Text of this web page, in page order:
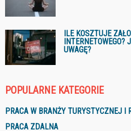
ILE KOSZTUJE
UWAGĘ?
POPULARNE KATEGORIE
PRACA W BRANŻY TURYSTYCZNEJ I
PRACA ZDALNA